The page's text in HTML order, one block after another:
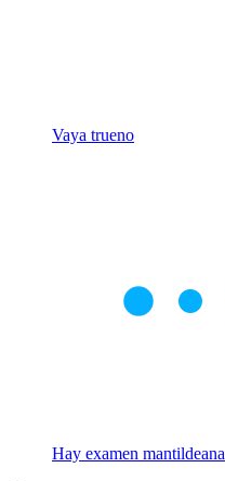
Vaya trueno
Hay examen mantildeana